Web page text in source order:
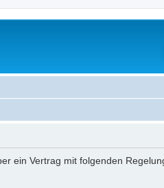
ein Vertrag mit folgenden